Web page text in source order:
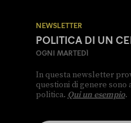
NEWSLETTER
POLITICA DI UN
OGNI MARTEDÌ
In questa newsletter
questioni di genere sono
politica. Qui un esempio.